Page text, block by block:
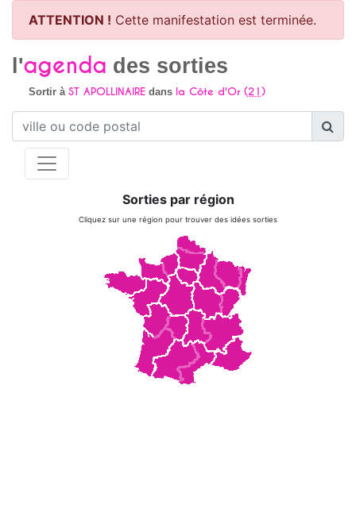
ATTENTION ! Cette manifestation est terminée.
l'agenda des sorties
Sortir à ST APOLLINAIREdans la Côte d'Or (21)
Sorties par région
Cliquez sur une région pour trouver des idées sorties